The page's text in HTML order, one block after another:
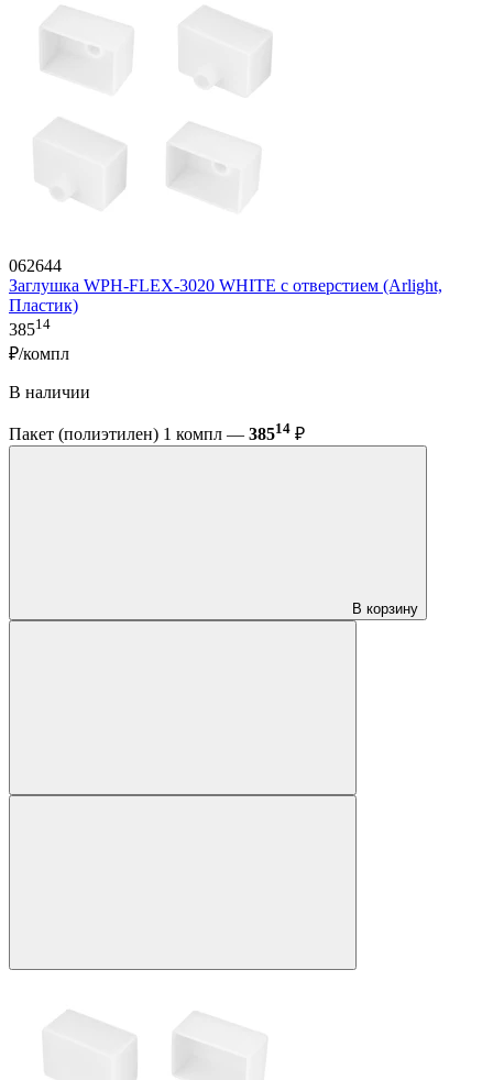
062644
Заглушка WPH-FLEX-3020 WHITE с отверстием (Arlight,
Пластик)
38514
₽/компл
В наличии
Пакет (полиэтилен) 1 компл — 38514 ₽
В корзину